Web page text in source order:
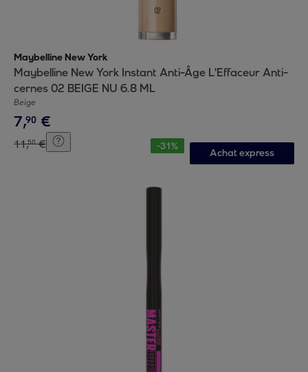
Maybelline New York
Maybelline New York Instant Anti-Âge L'Effaceur Anti-
cernes 02 BEIGE NU 6.8 ML
Beige
7,90 €
11,50 € -31%
Achat express